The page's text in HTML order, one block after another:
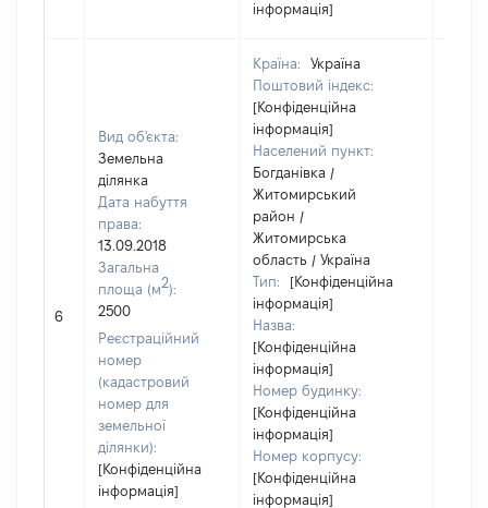
інформація]
6
Вид об'єкта:
Земельна
ділянка
Дата набуття
права:
13.09.2018
Загальна
площа (м2):
2500
Реєстраційний
номер
(кадастровий
номер для
земельної
ділянки):
[Конфіденційна
інформація]
Країна:
Україна
Поштовий індекс:
[Конфіденційна
інформація]
Населений пункт:
Богданівка /
Житомирський
район /
Житомирська
область / Україна
Тип:
[Конфіденційна
інформація]
Назва:
[Конфіденційна
інформація]
Номер будинку:
[Конфіденційна
інформація]
Номер корпусу:
[Конфіденційна
інформація]